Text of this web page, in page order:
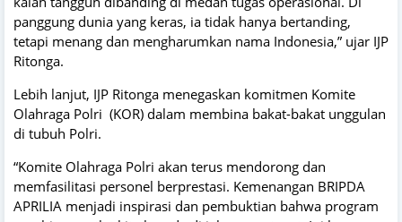
panggung dunia yang keras, ia tidak hanya bertanding,
tetapi menang dan mengharumkan nama Indonesia,” ujar IJP
Ritonga.
Lebih lanjut, IJP Ritonga menegaskan komitmen Komite
Olahraga Polri (KOR) dalam membina bakat-bakat unggulan
di tubuh Polri.
“Komite Olahraga Polri akan terus mendorong dan
memfasilitasi personel berprestasi. Kemenangan BRIPDA
APRILIA menjadi inspirasi dan pembuktian bahwa program